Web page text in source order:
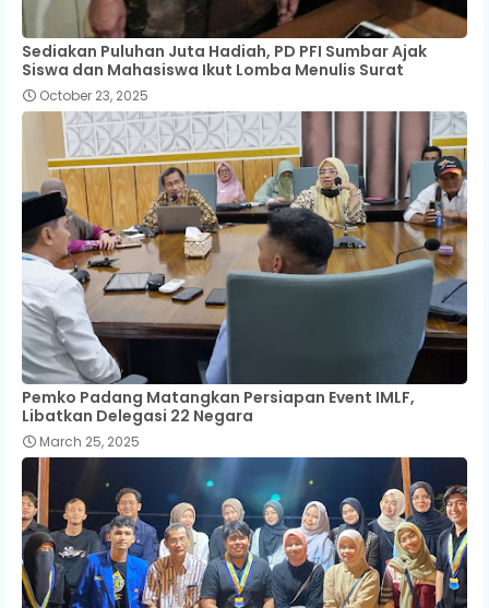
Sediakan Puluhan Juta Hadiah, PD PFI Sumbar Ajak
Siswa dan Mahasiswa Ikut Lomba Menulis Surat
October 23, 2025
Pemko Padang Matangkan Persiapan Event IMLF,
Libatkan Delegasi 22 Negara
March 25, 2025